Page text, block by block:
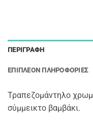
ΠΕΡΙΓΡΑΦΉ
ΕΠΙΠΛΈΟΝ ΠΛΗΡΟΦΟΡΊΕΣ
Τραπεζομάντηλο
σύμμεικτο βαμβάκι.